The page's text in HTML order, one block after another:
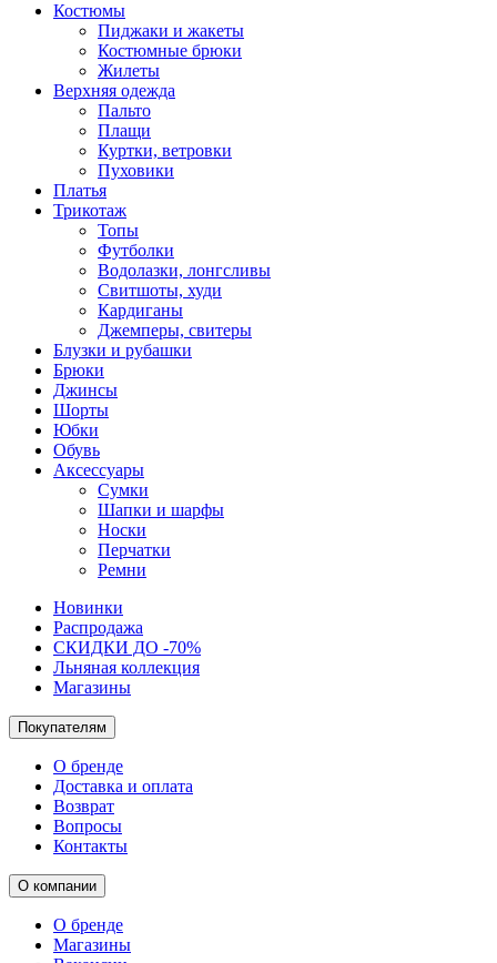
Костюмы
Пиджаки и жакеты
Костюмные брюки
Жилеты
Верхняя одежда
Пальто
Плащи
Куртки, ветровки
Пуховики
Платья
Трикотаж
Топы
Футболки
Водолазки, лонгсливы
Свитшоты, худи
Кардиганы
Джемперы, свитеры
Блузки и рубашки
Брюки
Джинсы
Шорты
Юбки
Обувь
Аксессуары
Сумки
Шапки и шарфы
Носки
Перчатки
Ремни
Новинки
Распродажа
СКИДКИ ДО -70%
Льняная коллекция
Магазины
Покупателям
О бренде
Доставка и оплата
Возврат
Вопросы
Контакты
О компании
О бренде
Магазины